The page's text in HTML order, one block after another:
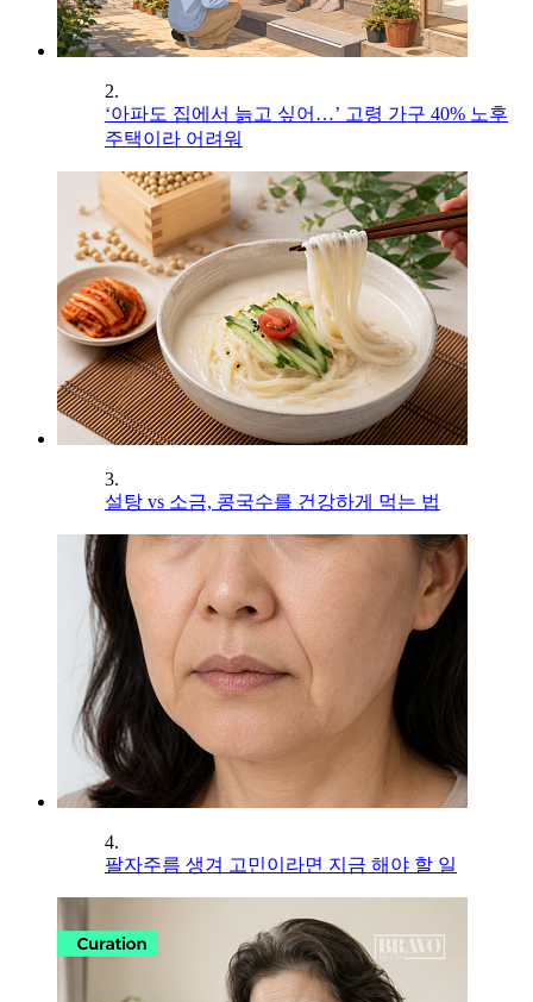
2.
‘아파도 집에서 늙고 싶어…’ 고령 가구 40% 노후
주택이라 어려워
3.
설탕 vs 소금, 콩국수를 건강하게 먹는 법
4.
팔자주름 생겨 고민이라면 지금 해야 할 일